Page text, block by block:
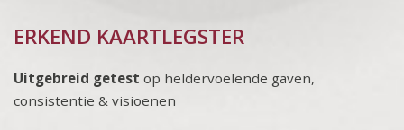
ERKEND KAARTLEGSTER
Uitgebreid getest op heldervoelende gaven,
consistentie & visioenen